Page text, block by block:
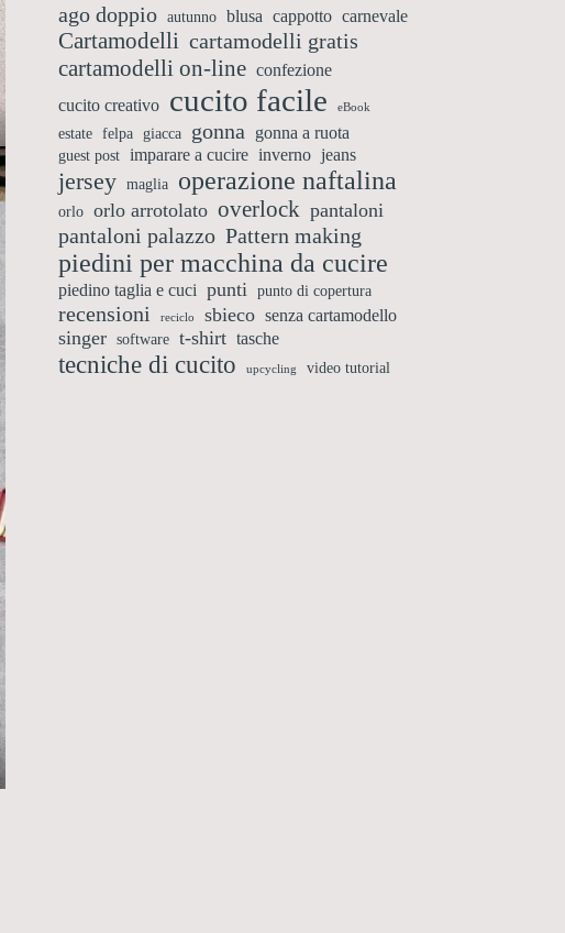
ago doppio autunno blusa cappotto carnevale
Cartamodelli cartamodelli gratis
cartamodelli on-line confezione
cucito creativo cucito facile eBook
estate felpa giacca gonna gonna a ruota
guest post imparare a cucire inverno jeans
jersey maglia operazione naftalina
orlo orlo arrotolato overlock pantaloni
pantaloni palazzo Pattern making
piedini per macchina da cucire
piedino taglia e cuci punti punto di copertura
recensioni reciclo sbieco senza cartamodello
singer software t-shirt tasche
tecniche di cucito upcycling video tutorial